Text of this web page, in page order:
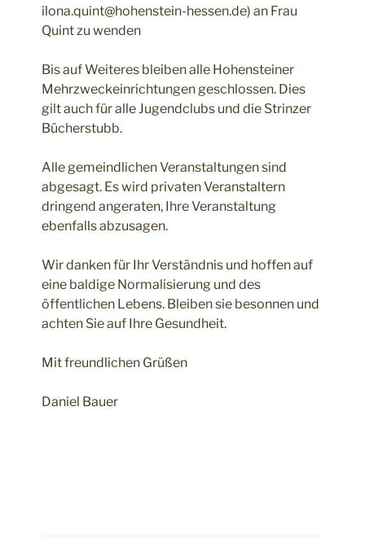
ilona.quint@hohenstein-hessen.de) an Frau
Quint zu wenden
Bis auf Weiteres bleiben alle Hohensteiner
Mehrzweckeinrichtungen geschlossen. Dies
gilt auch für alle Jugendclubs und die Strinzer
Bücherstubb.
Alle gemeindlichen Veranstaltungen sind
abgesagt. Es wird privaten Veranstaltern
dringend angeraten, Ihre Veranstaltung
ebenfalls abzusagen.
Wir danken für Ihr Verständnis und hoffen auf
eine baldige Normalisierung und des
öffentlichen Lebens. Bleiben sie besonnen und
achten Sie auf Ihre Gesundheit.
Mit freundlichen Grüßen
Daniel Bauer